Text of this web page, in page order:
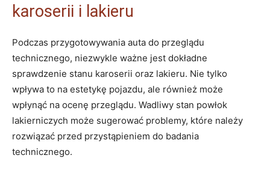
karoserii i lakieru
Podczas przygotowywania auta do przeglądu
technicznego, niezwykle ważne jest dokładne
sprawdzenie stanu karoserii oraz lakieru. Nie tylko
wpływa to na estetykę pojazdu, ale również może
wpłynąć na ocenę przeglądu. Wadliwy stan powłok
lakierniczych może sugerować problemy, które należy
rozwiązać przed przystąpieniem do badania
technicznego.